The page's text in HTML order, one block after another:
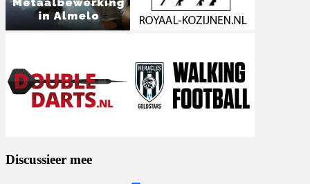
Discussieer mee